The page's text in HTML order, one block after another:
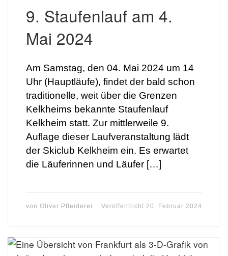
9. Staufenlauf am 4.
Mai 2024
Am Samstag, den 04. Mai 2024 um 14
Uhr (Hauptläufe), findet der bald schon
traditionelle, weit über die Grenzen
Kelkheims bekannte Staufenlauf
Kelkheim statt. Zur mittlerweile 9.
Auflage dieser Laufveranstaltung lädt
der Skiclub Kelkheim ein. Es erwartet
die Läuferinnen und Läufer […]
von Oliver Pfleiderer Veröffentlicht 20. Februar 2024